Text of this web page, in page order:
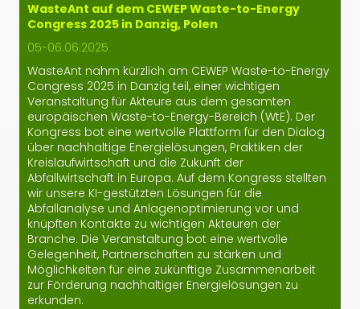
WasteAnt auf dem CEWEP Waste-to-Energy
Congress 2025 in Danzig, Polen
05-06.06.2025
WasteAnt nahm kürzlich am CEWEP Waste-to-Energy
Congress 2025 in Danzig teil, einer wichtigen
Veranstaltung für Akteure aus dem gesamten
europäischen Waste-to-Energy-Bereich (WtE). Der
Kongress bot eine wertvolle Plattform für den Dialog
über nachhaltige Energielösungen, Praktiken der
Kreislaufwirtschaft und die Zukunft der
Abfallwirtschaft in Europa. Auf dem Kongress stellten
wir unsere KI-gestützten Lösungen für die
Abfallanalyse und Anlagenoptimierung vor und
knüpften Kontakte zu wichtigen Akteuren der
Branche. Die Veranstaltung bot eine wertvolle
Gelegenheit, Partnerschaften zu stärken und
Möglichkeiten für eine zukünftige Zusammenarbeit
zur Förderung nachhaltiger Energielösungen zu
erkunden.